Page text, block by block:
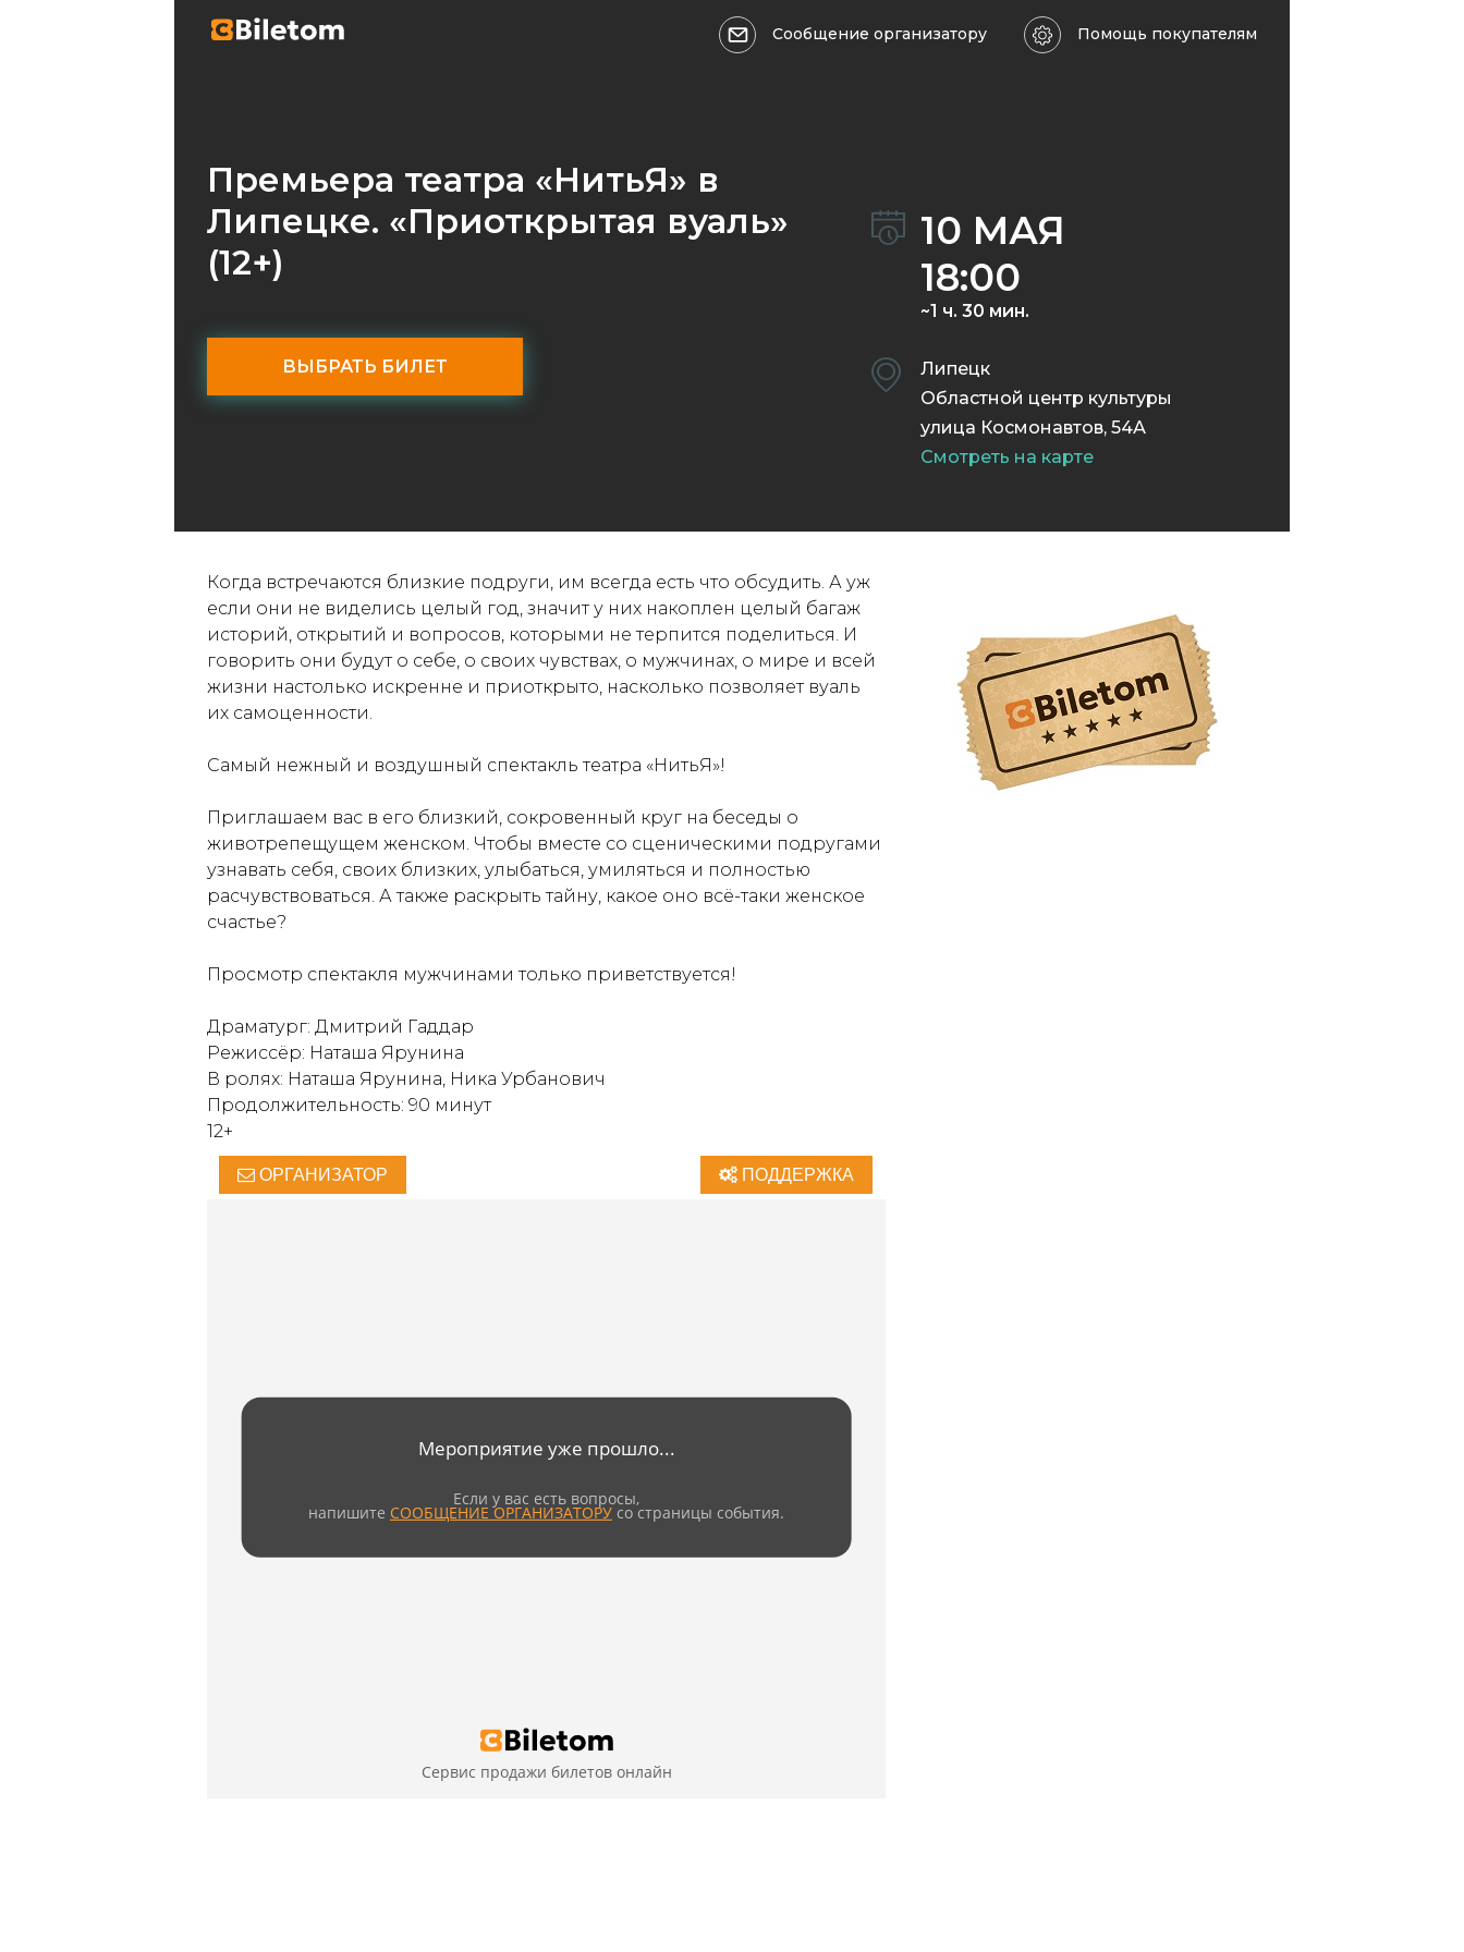
Сообщение организатору Помощь покупателям
Премьера театра «НитьЯ» в
Липецке. «Приоткрытая вуаль»
(12+)
10 МАЯ
18:00
~1 ч. 30 мин.
Липецк
Областной центр культуры
улица Космонавтов, 54А
Смотреть на карте
ВЫБРАТЬ БИЛЕТ
Когда встречаются близкие подруги, им всегда есть что обсудить. А уж
если они не виделись целый год, значит у них накоплен целый багаж
историй, открытий и вопросов, которыми не терпится поделиться. И
говорить они будут о себе, о своих чувствах, о мужчинах, о мире и всей
жизни настолько искренне и приоткрыто, насколько позволяет вуаль
их самоценности.
Самый нежный и воздушный спектакль театра «НитьЯ»!
Приглашаем вас в его близкий, сокровенный круг на беседы о
животрепещущем женском. Чтобы вместе со сценическими подругами
узнавать себя, своих близких, улыбаться, умиляться и полностью
расчувствоваться. А также раскрыть тайну, какое оно всё-таки женское
счастье?
Просмотр спектакля мужчинами только приветствуется!
Драматург: Дмитрий Гаддар
Режиссёр: Наташа Ярунина
В ролях: Наташа Ярунина, Ника Урбанович
Продолжительность: 90 минут
12+
ОРГАНИЗАТОР ПОДДЕРЖКА
Нажмите галочку для подтверждения